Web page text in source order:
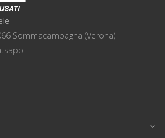
Sommacampagna (Verona)
